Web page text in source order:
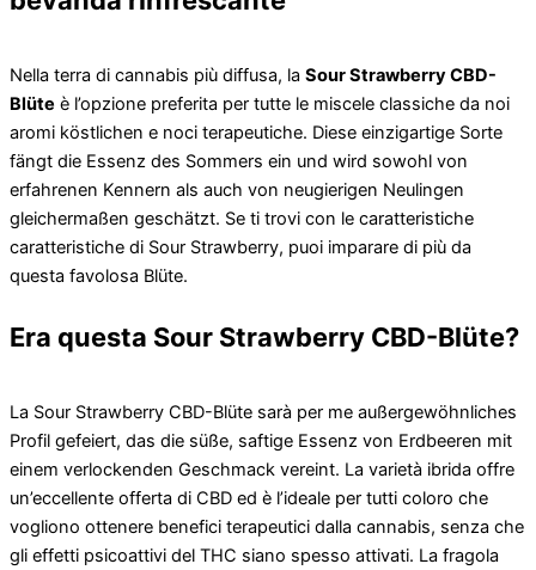
Nella terra di cannabis più diffusa, la Sour Strawberry CBD-
Blüte è l’opzione preferita per tutte le miscele classiche da noi
aromi köstlichen e noci terapeutiche. Diese einzigartige Sorte
fängt die Essenz des Sommers ein und wird sowohl von
erfahrenen Kennern als auch von neugierigen Neulingen
gleichermaßen geschätzt. Se ti trovi con le caratteristiche
caratteristiche di Sour Strawberry, puoi imparare di più da
questa favolosa Blüte.
Era questa Sour Strawberry CBD-Blüte?
La Sour Strawberry CBD-Blüte sarà per me außergewöhnliches
Profil gefeiert, das die süße, saftige Essenz von Erdbeeren mit
einem verlockenden Geschmack vereint. La varietà ibrida offre
un’eccellente offerta di CBD ed è l’ideale per tutti coloro che
vogliono ottenere benefici terapeutici dalla cannabis, senza che
gli effetti psicoattivi del THC siano spesso attivati. La fragola